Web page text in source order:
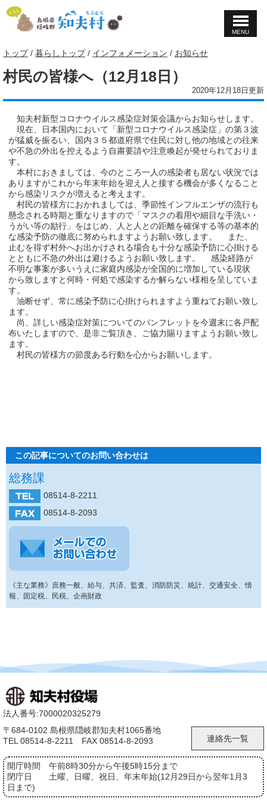
このページの本文へ
MENU
現
の
位
トップ/ 暮らしトップ/ インフォメーション / お知らせ
村民の皆様へ（12月18日）
2020年12月18日更新
知夫村新型コロナウイルス感染症対策会議からお知らせします。
現在、日本国内において「新型コロナウイルス感染症」の第３波
が猛威を振るい、国内３５都道府県で住民に対し他の地域との往来
や不急の外出を控えるよう自粛要請や注意喚起が発せられておりま
す。
本村におきましては、今のところ一人の感染者も居ない状況では
ありますがこれから年末年始を迎え人と接する機会が多くなること
から感染リスクが増えると考えます。
村民の皆様方におかれましては、季節性インフルエンザの流行も
懸念される時期と重なりますので「マスクの着用や細目な手洗い・
うがい等の励行」をはじめ、人と人との距離を確保する等の基本的
な感染予防の徹底に努められますようお願い致します。 また、
止むを得ず村外へお出かけされる場合も十分な感染予防に心掛ける
とともに不急の外出は避けるようお願い致します。 感染経路が
不明な事案が多いうえに家庭内感染が全国的に増加している現状
から致しますと何時・何処で感染するか解らない様相を呈していま
す。
油断せず、常に感染予防に心掛けられますよう重ねてお願い致し
ます。
尚、詳しい感染症対策についてのパンフレットを今週末に各戸配
布いたしますので、是非ご覧頂き、ご協力賜りますようお願い致し
ます。
村民の皆様方の節度ある行動を心からお願いします。
この記事についてのお問い合わせは
総務課
08514-8-2211
08514-8-2093
《主な業務》庶務一般、給与、共済、監査、消防防災、統計、交通安全、情
報、固定税、民税、企画財政
法人番号:7000020325279
〒684-0102 島根県隠岐郡知夫村1065番地
TEL 08514-8-2211 FAX 08514-8-2093
連絡先一覧
開庁時間
午前8時30分から午後5時15分まで
閉庁日
土曜、日曜、祝日、年末年始(12月29日から翌年1月3
日まで)